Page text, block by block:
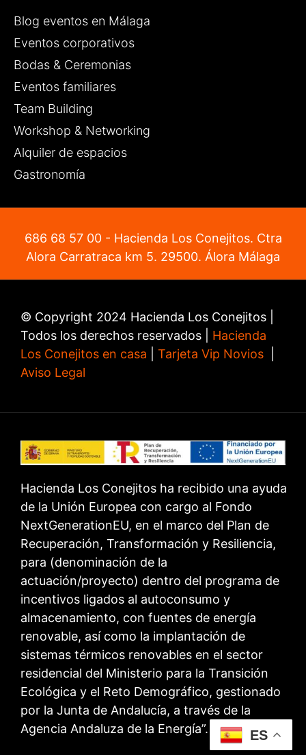
Blog eventos en Málaga
Eventos corporativos
Bodas & Ceremonias
Eventos familiares
Team Building
Workshop & Networking
Alquiler de espacios
Gastronomía
686 68 57 00- Hacienda Los Conejitos. Ctra
Alora Carratraca km 5. 29500. Álora Málaga
© Copyright 2024 Hacienda Los Conejitos |
Todos los derechos reservados | Hacienda
Los Conejitos en casa
Tarjeta Vip Novios
Aviso Legal
Hacienda Los Conejitos ha recibido una ayuda
de la Unión Europea con cargo al Fondo
NextGenerationEU, en el marco del Plan de
Recuperación, Transformación y Resiliencia,
para (denominación de la
actuación/proyecto) dentro del programa de
incentivos ligados al autoconsumo y
almacenamiento, con fuentes de energía
renovable, así como la implantación de
sistemas térmicos renovables en el sector
residencial del Ministerio para la Transición
Ecológica y el Reto Demográfico, gestionado
por la Junta de Andalucía, a través de la
Agencia Andaluza de la Energía”.
ES